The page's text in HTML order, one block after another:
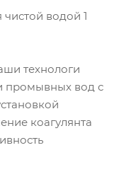
водой 1
технологи
промывных вод с
коагулянта